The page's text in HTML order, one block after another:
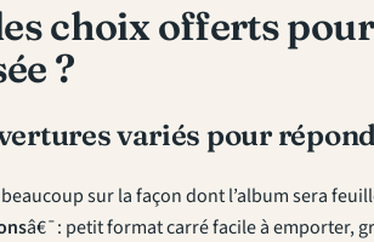
choix offerts
?
variés pour
sur la façon dont l’album sera
â€¯: petit format carré facile à emporter,